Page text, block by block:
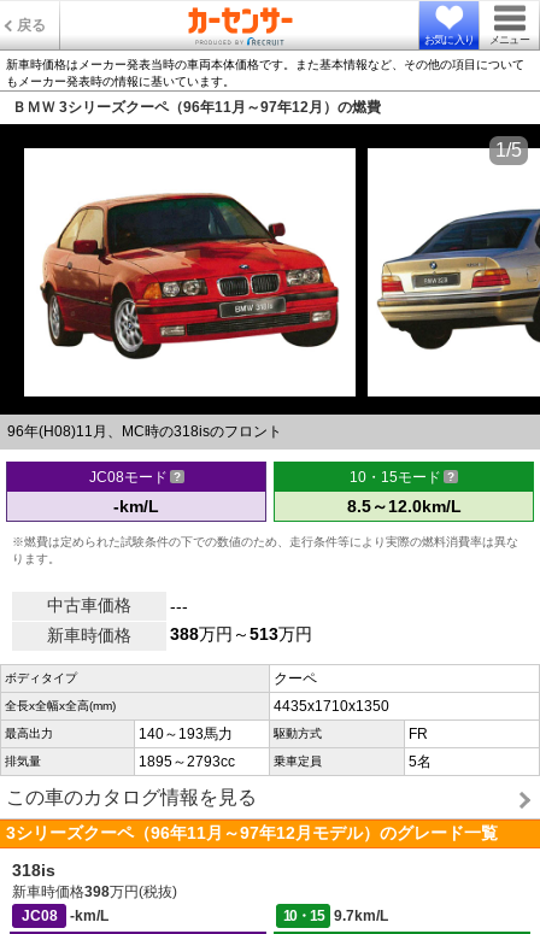
戻る
お気に入り メニュー
新車時価格はメーカー発表当時の車両本体価格です。また基本情報など、その他の項目について
もメーカー発表時の情報に基いています。
ＢＭＷ 3シリーズクーペ（96年11月～97年12月）の燃費
96年(H08)11月、MC時の318isのフロント
1/5
JC08モード
-km/L
10・15モード
8.5～12.0km/L
※燃費は定められた試験条件の下での数値のため、走行条件等により実際の燃料消費率は異な
ります。
中古車価格
---
新車時価格
388万円～513万円
ボディタイプ クーペ
全長x全幅x全高(mm) 4435x1710x1350
最高出力 140～193馬力 駆動方式 FR
排気量 1895～2793cc 乗車定員 5名
この車のカタログ情報を見る
3シリーズクーペ（96年11月～97年12月モデル）のグレード一覧
318is
新車時価格398万円(税抜)
JC08
-km/L 10・15
9.7km/L